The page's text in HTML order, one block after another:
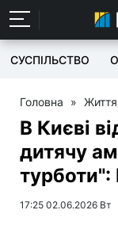
СУСПІЛЬСТВО
Головна » Життя
В Києві
дитячу
турботи":
17:25 02.06.2026 Вт